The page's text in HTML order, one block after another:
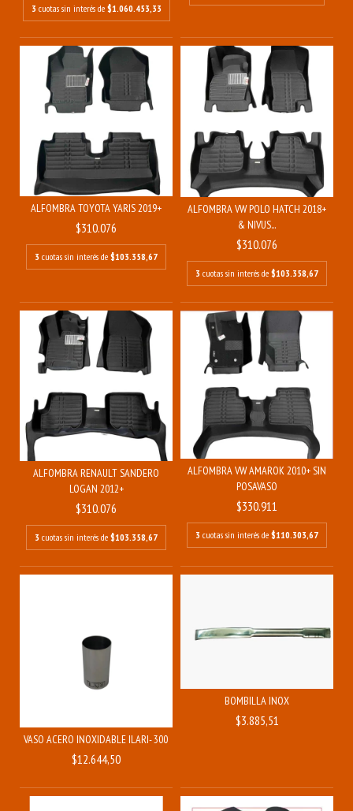
3 cuotas sin interés de $1.060.453,33
ALFOMBRA TOYOTA YARIS 2019+
$310.076
3 cuotas sin interés de $103.358,67
ALFOMBRA VW POLO HATCH 2018+
& NIVUS...
$310.076
3 cuotas sin interés de $103.358,67
ALFOMBRA RENAULT SANDERO
LOGAN 2012+
$310.076
3 cuotas sin interés de $103.358,67
ALFOMBRA VW AMAROK 2010+ SIN
POSAVASO
$330.911
3 cuotas sin interés de $110.303,67
VASO ACERO INOXIDABLE ILARI- 300 ML
$12.644,50
BOMBILLA INOX
$3.885,51